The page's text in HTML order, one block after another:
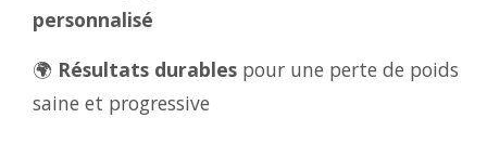
personnalisé
🌍 Résultats durables pour une perte de poids
saine et progressive